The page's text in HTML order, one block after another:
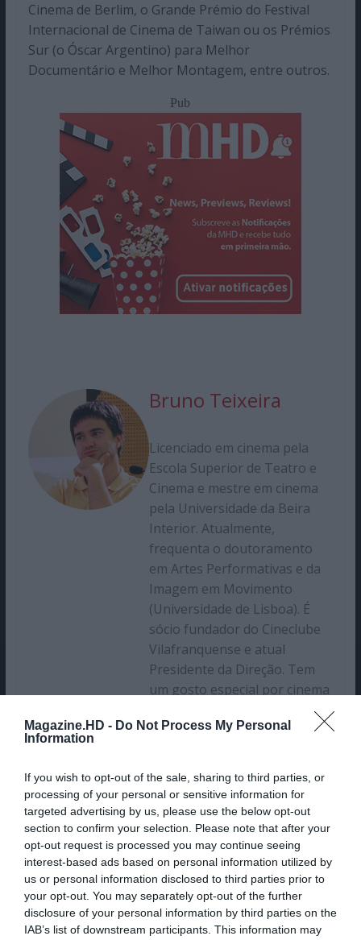
Magazine.HD - Do Not Process My Personal
Information
If you wish to opt-out of the sale, sharing to third parties, or
processing of your personal or sensitive information for
targeted advertising by us, please use the below opt-out
section to confirm your selection. Please note that after your
opt-out request is processed you may continue seeing
interest-based ads based on personal information utilized by
us or personal information disclosed to third parties prior to
your opt-out. You may separately opt-out of the further
disclosure of your personal information by third parties on the
IAB’s list of downstream participants. This information may
Cinema de Berlim, o Grande Prémio do Festival
Internacional de Cinema de Taiwan ou os Prémios
Sur (o Óscar Argentino) para Melhor
Documentário e Melhor Montagem, entre outros.
Pub
Bruno Teixeira
Licenciado em cinema pela
Escola Superior de Teatro e
Cinema e mestre em cinema
pela Universidade da Beira
Interior. Atualmente,
frequenta o doutoramento
em Artes Performativas e da
Imagem em Movimento
(Universidade de Lisboa). É
sócio fundador do Cineclube
Vilafranquense e atual
Presidente da Direção. Tem
um gosto especial por cinema
sobretudo, português. Foi
conferências na área do
cinema. Já participou em
várias obras
cinematográficas, quer a nível
académico, quer a nível
profissional e realizou alguns
documentários. É atualmente
colaborador da Magazine.HD
com foco na escrita de